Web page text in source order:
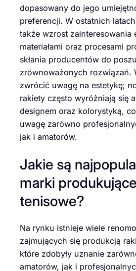
dopasowany do jego
preferencji. W ostatnich
także wzrost zainteresowania
materiałami oraz procesami
skłania producentów do
zrównoważonych rozwiązań.
zwrócić uwagę na estetykę;
rakiety często wyróżniają się
designem oraz kolorystyką,
uwagę zarówno
jak i amatorów.
Jakie są
marki
tenisowe?
Na rynku istnieje wiele
zajmujących się produkcją
które zdobyły uznanie
amatorów, jak i